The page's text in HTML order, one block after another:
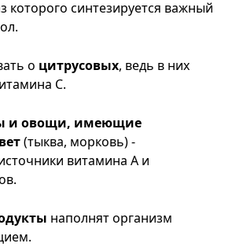
которого синтезируется важный
о цитрусовых, ведь в них
С.
и овощи, имеющие
(тыква, морковь) -
витамина А и
наполнят организм